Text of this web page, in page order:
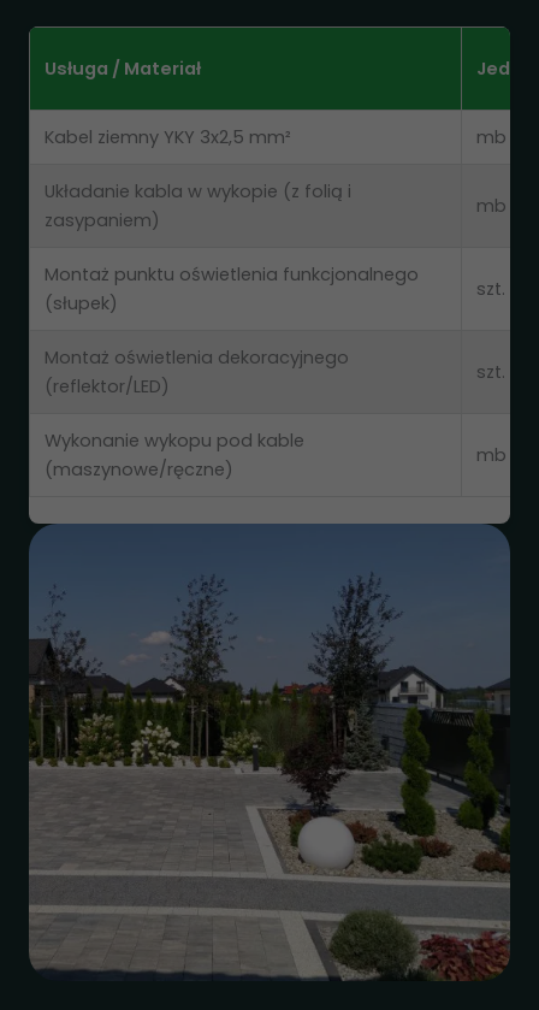
Usługa / Materiał
Kabel ziemny YKY 3x2,5 mm² mb
Układanie kabla w wykopie (z folią i
zasypaniem)
mb
Montaż punktu oświetlenia funkcjonalnego
(słupek)
szt.
Montaż oświetlenia dekoracyjnego
(reflektor/LED)
szt.
Wykonanie wykopu pod kable
(maszynowe/ręczne)
mb